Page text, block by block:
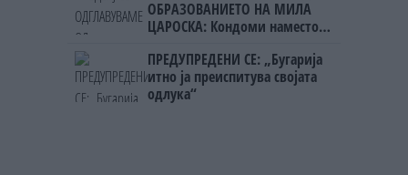
ОБРАЗОВАНИЕТО НА МИЛА
ЦАРОСКА: Кондоми наместо
ПРЕДУПРЕДЕНИ СЕ: „Бугарија
итно ја преиспитува својата
одлука“